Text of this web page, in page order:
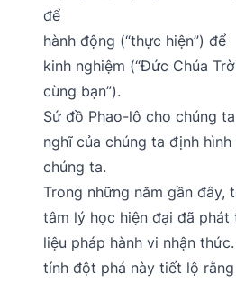
để
hành động (“thực hiện”) để
kinh nghiệm (“Đức Chúa
cùng bạn”).
Sứ đồ Phao-lô cho chúng
nghĩ của chúng ta định
chúng ta.
Trong những năm gần đây,
tâm lý học hiện đại đã
liệu pháp hành vi nhận
tính đột phá này tiết lộ